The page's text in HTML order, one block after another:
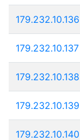
179.232.10.136
179.232.10.137
179.232.10.138
179.232.10.139
179.232.10.140